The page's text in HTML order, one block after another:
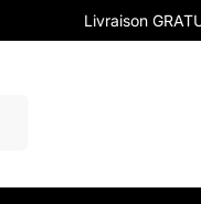
Livraison